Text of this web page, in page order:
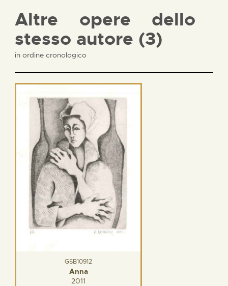
Altre opere dello
stesso autore (3)
in ordine cronologico
GSB10912
Anna
2011